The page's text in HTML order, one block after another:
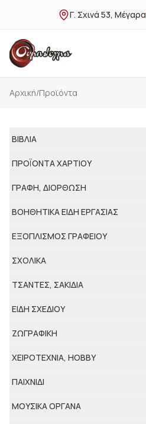
Γ. Σχινά 53, Μέγαρα
Αρχική/Προϊόντα
ΒΙΒΛΙΑ
ΠΡΟΪΟΝΤΑ ΧΑΡΤΙΟΥ
ΓΡΑΦΗ, ΔΙΟΡΘΩΣΗ
ΒΟΗΘΗΤΙΚΑ ΕΙΔΗ ΕΡΓΑΣΙΑΣ
ΕΞΟΠΛΙΣΜΟΣ ΓΡΑΦΕΙΟΥ
ΣΧΟΛΙΚΑ
ΤΣΑΝΤΕΣ, ΣΑΚΙΔΙΑ
ΕΙΔΗ ΣΧΕΔΙΟΥ
ΖΩΓΡΑΦΙΚΗ
ΧΕΙΡΟΤΕΧΝΙΑ, HOBBY
ΠΑΙΧΝΙΔΙ
ΜΟΥΣΙΚΑ ΟΡΓΑΝΑ